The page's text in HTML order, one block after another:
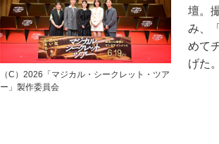
壇。
み、
めて
げた。
（C）2026「マジカル・シークレット・ツア
ー」製作委員会